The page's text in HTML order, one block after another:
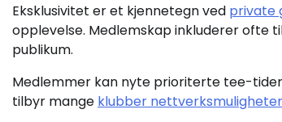
Eksklusivitet er et kjennetegn ved private
opplevelse. Medlemskap inkluderer ofte
publikum.
Medlemmer kan nyte prioriterte tee-
tilbyr mange klubber nettverksmuligheter